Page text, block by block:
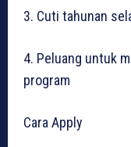
3. Cuti tahunan
4. Peluang untuk
program
Cara Apply